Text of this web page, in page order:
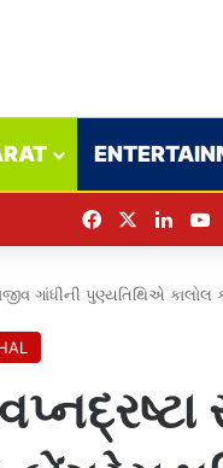
Facebook
ગાંધીની પુણ્યતિથિએ કાલોલ